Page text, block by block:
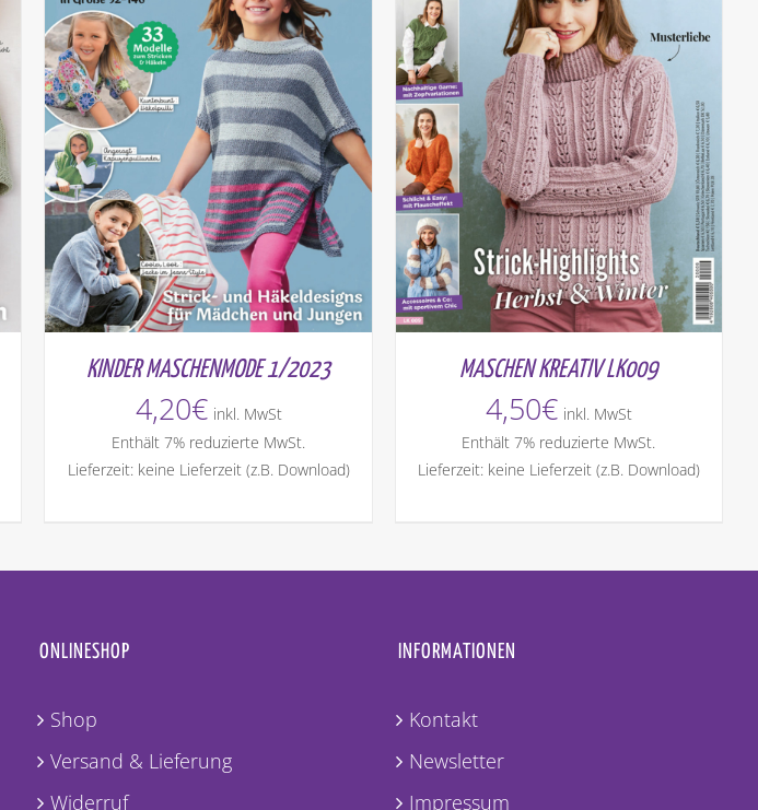
KINDER MASCHENMODE 1/2023
4,20€ inkl. MwSt
Enthält 7% reduzierte MwSt.
Lieferzeit: keine Lieferzeit (z.B. Download)
MASCHEN KREATIV LK009
4,50€ inkl. MwSt
Enthält 7% reduzierte MwSt.
Lieferzeit: keine Lieferzeit (z.B. Download)
ONLINESHOP
Shop
Versand & Lieferung
Widerruf
INFORMATIONEN
Kontakt
Newsletter
Impressum